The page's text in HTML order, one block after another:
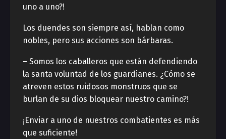
uno a uno?!
Los duendes son siempre así, hablan como
nobles, pero sus acciones son bárbaras.
– Somos los caballeros que están defendiendo
la santa voluntad de los guardianes. ¿Cómo se
atreven estos ruidosos monstruos que se
burlan de su dios bloquear nuestro camino?!
¡Enviar a uno de nuestros combatientes es más
que suficiente!